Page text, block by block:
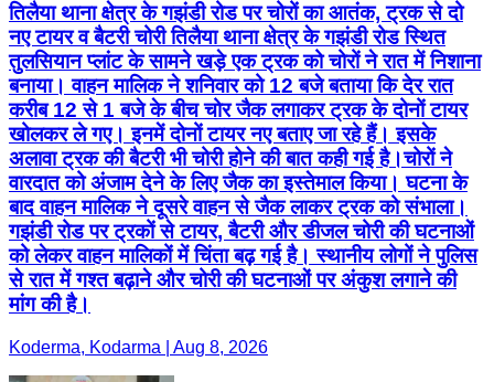
तिलैया थाना क्षेत्र के गझंडी रोड पर चोरों का आतंक, ट्रक से दो
नए टायर व बैटरी चोरी तिलैया थाना क्षेत्र के गझंडी रोड स्थित
तुलसियान प्लांट के सामने खड़े एक ट्रक को चोरों ने रात में निशाना
बनाया। वाहन मालिक ने शनिवार को 12 बजे बताया कि देर रात
करीब 12 से 1 बजे के बीच चोर जैक लगाकर ट्रक के दोनों टायर
खोलकर ले गए। इनमें दोनों टायर नए बताए जा रहे हैं। इसके
अलावा ट्रक की बैटरी भी चोरी होने की बात कही गई है।चोरों ने
वारदात को अंजाम देने के लिए जैक का इस्तेमाल किया। घटना के
बाद वाहन मालिक ने दूसरे वाहन से जैक लाकर ट्रक को संभाला।
गझंडी रोड पर ट्रकों से टायर, बैटरी और डीजल चोरी की घटनाओं
को लेकर वाहन मालिकों में चिंता बढ़ गई है। स्थानीय लोगों ने पुलिस
से रात में गश्त बढ़ाने और चोरी की घटनाओं पर अंकुश लगाने की
मांग की है।
Koderma, Kodarma | Aug 8, 2026